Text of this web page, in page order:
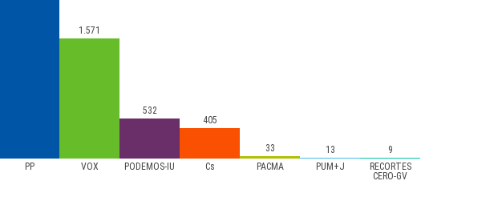
PP VOX PODEMOS-IU Cs PACMA PUM+J
RECORTES
CERO-GV
1.571
532
405
33 13 9